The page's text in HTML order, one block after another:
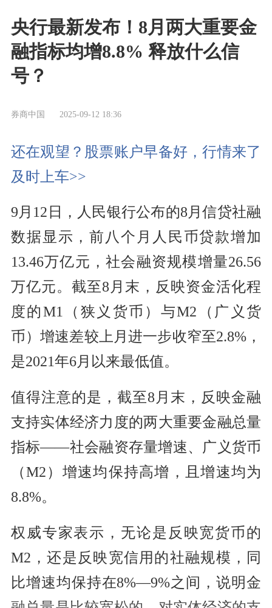
央行最新发布！8月两大重要金
融指标均增8.8% 释放什么信
号？
券商中国 2025-09-12 18:36
还在观望？股票账户早备好，行情来了
及时上车>>
9月12日，人民银行公布的8月信贷社融
数据显示，前八个月人民币贷款增加
13.46万亿元，社会融资规模增量26.56
万亿元。截至8月末，反映资金活化程
度的M1（狭义货币）与M2（广义货
币）增速差较上月进一步收窄至2.8%，
是2021年6月以来最低值。
值得注意的是，截至8月末，反映金融
支持实体经济力度的两大重要金融总量
指标——社会融资存量增速、广义货币
（M2）增速均保持高增，且增速均为
8.8%。
权威专家表示，无论是反映宽货币的
M2，还是反映宽信用的社融规模，同
比增速均保持在8%—9%之间，说明金